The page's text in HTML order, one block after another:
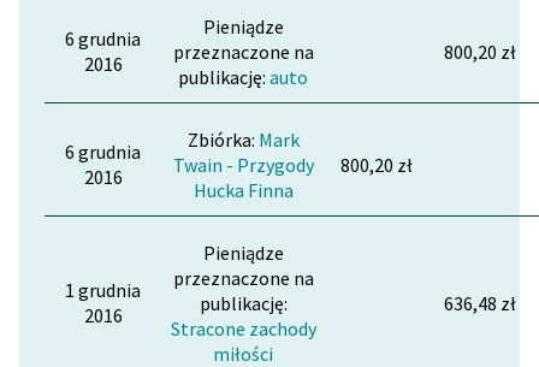
6 grudnia
2016
Pieniądze
przeznaczone na
publikację:auto
800,20 zł
6 grudnia
2016
Zbiórka: Mark
Twain - Przygody
Hucka Finna
800,20 zł
1 grudnia
2016
Pieniądze
przeznaczone na
publikację:
Stracone zachody
miłości
636,48 zł